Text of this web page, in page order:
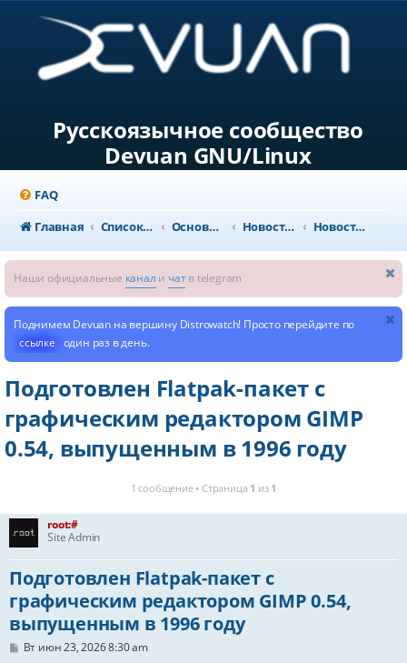
Русскоязычное сообщество
Devuan GNU/Linux
FAQ
Главная
Список форумов Основной раздел Новости и объявления Новости из мира GNU/Linux
Наши официальные канал и чатв telegram
Поднимем Devuan на вершину Distrowatch! Просто перейдите по
ссылке один раз в день.
Подготовлен Flatpak-пакет с
графическим редактором GIMP
0.54, выпущенным в 1996 году
1 сообщение • Страница 1 из 1
root:#
Site Admin
Подготовлен Flatpak-пакет с
графическим редактором GIMP 0.54,
выпущенным в 1996 году
СВт июн 23, 2026 8:30 am